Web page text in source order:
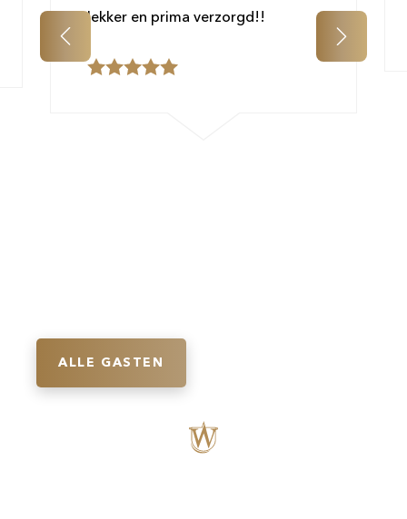
lekker en prima verzorgd!!
ALLE GASTEN